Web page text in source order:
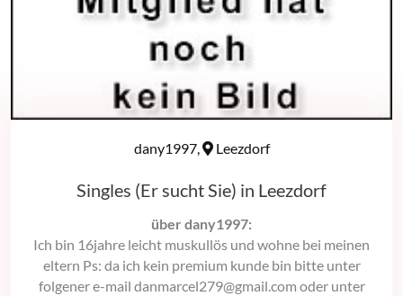
dany1997, Leezdorf
Singles (Er sucht Sie) in Leezdorf
über dany1997:
Ich bin 16jahre leicht muskullös und wohne bei meinen
eltern Ps: da ich kein premium kunde bin bitte unter
folgener e-mail danmarcel279@gmail.com oder unter